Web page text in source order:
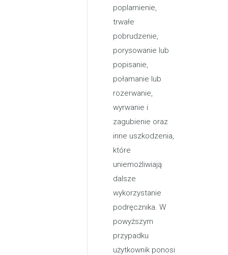
poplamienie,
trwałe
pobrudzenie,
porysowanie lub
popisanie,
połamanie lub
rozerwanie,
wyrwanie i
zagubienie oraz
inne uszkodzenia,
które
uniemożliwiają
dalsze
wykorzystanie
podręcznika. W
powyższym
przypadku
użytkownik ponosi